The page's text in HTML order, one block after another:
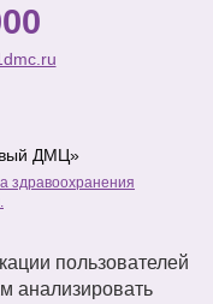
ДМЦ»
здравоохранения
пользователей
анализировать